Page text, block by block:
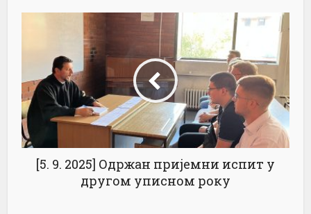
[5. 9. 2025] Одржан пријемни испит у
другом уписном року